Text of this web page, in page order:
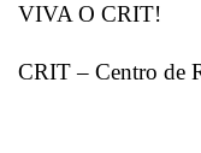
VIVA O CRIT!
CRIT – Centro de